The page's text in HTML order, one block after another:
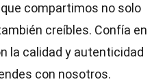
compartimos no solo
creíbles. Confía en
la calidad y autenticidad
con nosotros.